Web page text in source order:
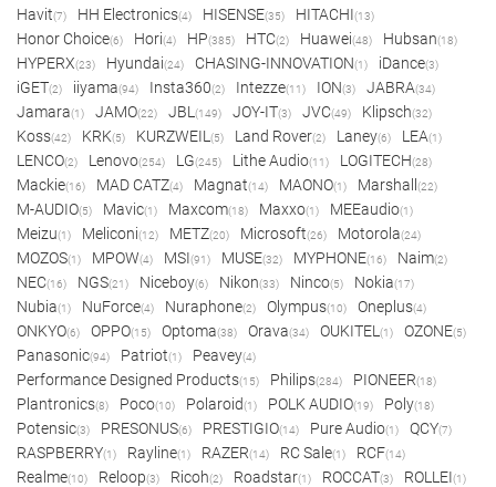
Havit(7) HH Electronics(4) HISENSE(35) HITACHI(13)
Honor Choice(6) Hori(4) HP(385) HTC(2) Huawei(48) Hubsan(18)
HYPERX(23) Hyundai(24) CHASING-INNOVATION(1) iDance(3)
iGET(2) iiyama(94) Insta360(2) Intezze(11) ION(3) JABRA(34)
Jamara(1) JAMO(22) JBL (149) JOY-IT(3) JVC(49) Klipsch(32)
Koss(42) KRK(5) KURZWEIL (5) Land Rover(2) Laney(6) LEA(1)
LENCO(2) Lenovo(254) LG(245) Lithe Audio(11) LOGITECH(28)
Mackie(16) MAD CATZ(4) Magnat(14) MAONO(1) Marshall (22)
M-AUDIO(5) Mavic(1) Maxcom(18) Maxxo(1) MEEaudio(1)
Meizu(1) Meliconi(12) METZ(20) Microsoft(26) Motorola(24)
MOZOS(1) MPOW(4) MSI(91) MUSE(32) MYPHONE(16) Naim(2)
NEC(16) NGS(21) Niceboy(6) Nikon(33) Ninco(5) Nokia(17)
Nubia(1) NuForce(4) Nuraphone(2) Olympus(10) Oneplus(4)
ONKYO(6) OPPO(15) Optoma(38) Orava(34) OUKITEL (1) OZONE(5)
Panasonic(94) Patriot(1) Peavey(4)
Performance Designed Products(15) Philips(284) PIONEER(18)
Plantronics(8) Poco(10) Polaroid(1) POLK AUDIO(19) Poly(18)
Potensic(3) PRESONUS(6) PRESTIGIO(14) Pure Audio(1) QCY(7)
RASPBERRY(1) Rayline(1) RAZER(14) RC Sale(1) RCF(14)
Realme(10) Reloop(3) Ricoh(2) Roadstar(1) ROCCAT(3) ROLLEI(1)